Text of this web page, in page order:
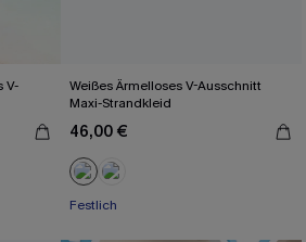
V-
Weißes Ärmelloses V-Ausschnitt
Maxi-Strandkleid
46,00 €
Festlich